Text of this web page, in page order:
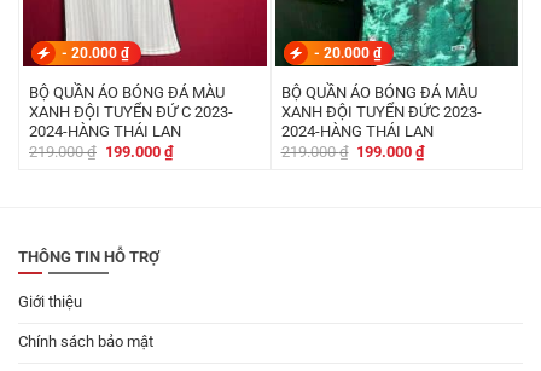
- 20.000 ₫
BỘ QUẦN ÁO BÓNG ĐÁ MÀU
XANH ĐỘI TUYỂN ĐỨ C 2023-
2024-HÀNG THÁI LAN
219.000₫ Giá
199.000 ₫Giá
hiện
- 20.000 ₫
BỘ QUẦN ÁO BÓNG ĐÁ MÀU
XANH ĐỘI TUYỂN ĐỨC 2023-
2024-HÀNG THÁI LAN
219.000₫ Giá
199.000₫Giá
THÔNG TIN HỖ TRỢ
Giới thiệu
Chính sách bảo mật